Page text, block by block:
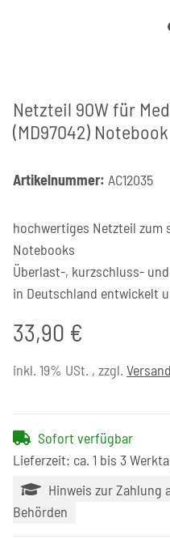
Netzteil 90W für
(MD97042) Notebook
Artikelnummer: AC12035
hochwertiges Netzteil zum
Notebooks
Überlast-, kurzschluss-
in Deutschland entwickelt
33,90 €
inkl. 19% USt. , zzgl. Versand
Sofort verfügbar
Lieferzeit: ca. 1 bis 3
Hinweis zur Zahlung
Behörden